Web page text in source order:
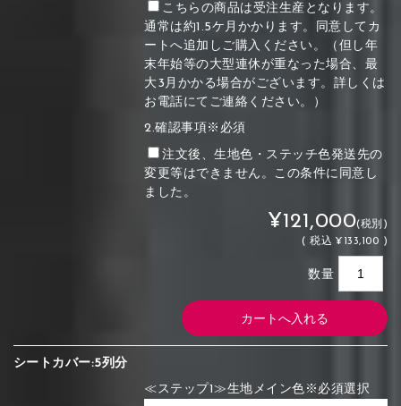
こちらの商品は受注生産となります。
通常は約1.5ケ月かかります。同意してカ
ートへ追加しご購入ください。（但し年
末年始等の大型連休が重なった場合、最
大3月かかる場合がございます。詳しくは
お電話にてご連絡ください。）
2.確認事項※必須
注文後、生地色・ステッチ色発送先の
変更等はできません。この条件に同意し
ました。
¥121,000(税別)
(税込 ¥133,100 )
数量
シートカバー:5列分
≪ステップ1≫生地メイン色※必須選択